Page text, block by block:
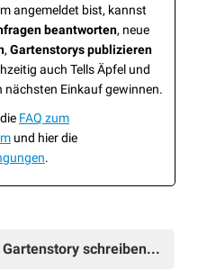
angemeldet bist, kannst
beantworten, neue
, Gartenstorys publizieren
auch Tells Äpfel und
nächsten Einkauf gewinnen.
FAQ zum
und hier die
.
Gartenstory schreiben...